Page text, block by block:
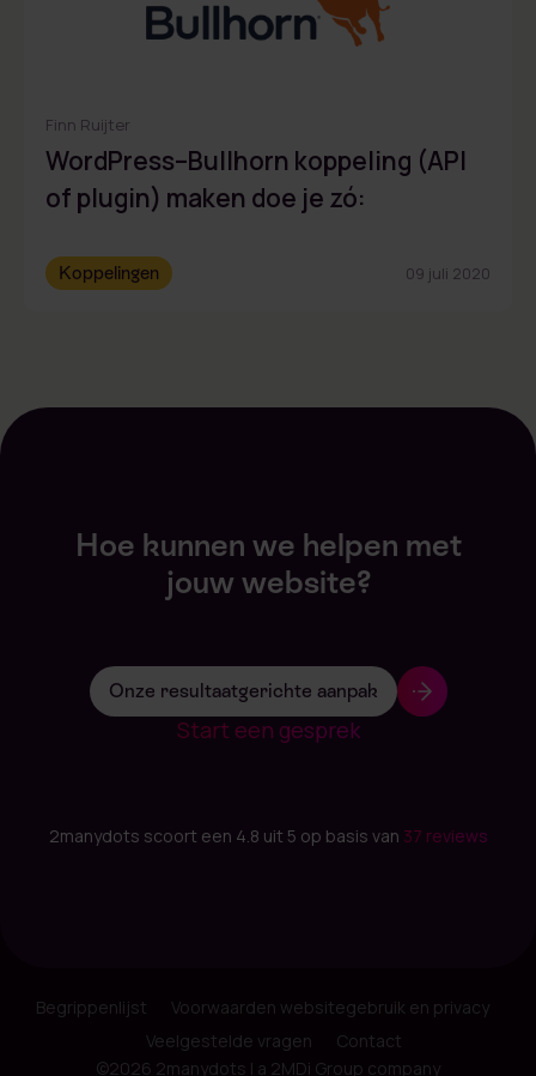
Finn Ruijter
WordPress–Bullhorn koppeling (API
of plugin) maken doe je zó:
Koppelingen 09 juli 2020
Hoe kunnen we helpen met
jouw website?
Onze resultaatgerichte aanpak
Start een gesprek
2manydots scoort een 4.8 uit 5 op basis van 37 reviews
Begrippenlijst
Voorwaarden websitegebruik en privacy
Veelgestelde vragen
Contact
©2026 2manydots | a 2MDi Group company